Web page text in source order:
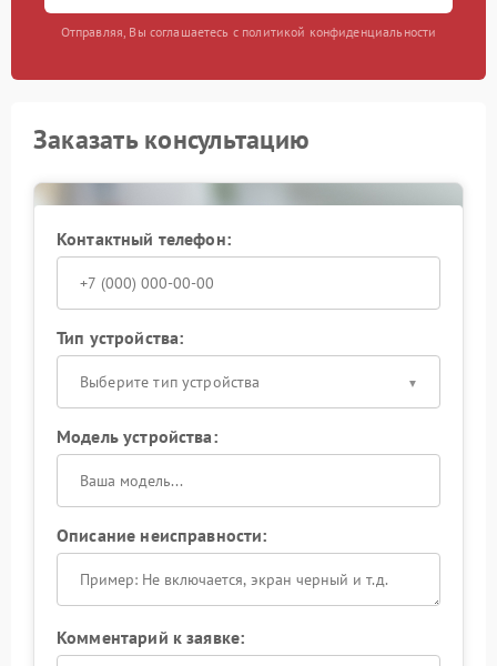
Отправляя, Вы соглашаетесь с политикой конфиденциальности
Заказать консультацию
Контактный телефон:
Тип устройства:
Выберите тип устройства
Модель устройства:
Описание неисправности:
Комментарий к заявке: